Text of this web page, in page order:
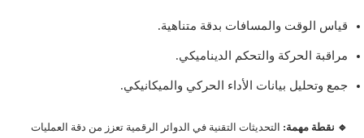
قياس الوقت والمسافات بدقة متناهية.
مراقبة الحركة والتحكم الديناميكي.
جمع وتحليل بيانات الأداء الحركي والميكانيكي.
🔹 نقطة مهمة: التحديثات التقنية في الدوائر الرقمية تعزز من دقة العمليات